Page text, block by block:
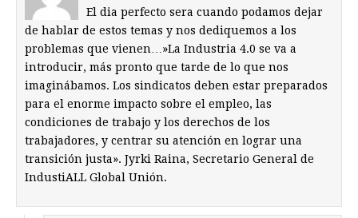
El dia perfecto sera cuando podamos dejar
de hablar de estos temas y nos dediquemos a los
problemas que vienen…»La Industria 4.0 se va a
introducir, más pronto que tarde de lo que nos
imaginábamos. Los sindicatos deben estar preparados
para el enorme impacto sobre el empleo, las
condiciones de trabajo y los derechos de los
trabajadores, y centrar su atención en lograr una
transición justa». Jyrki Raina, Secretario General de
IndustiALL Global Unión.